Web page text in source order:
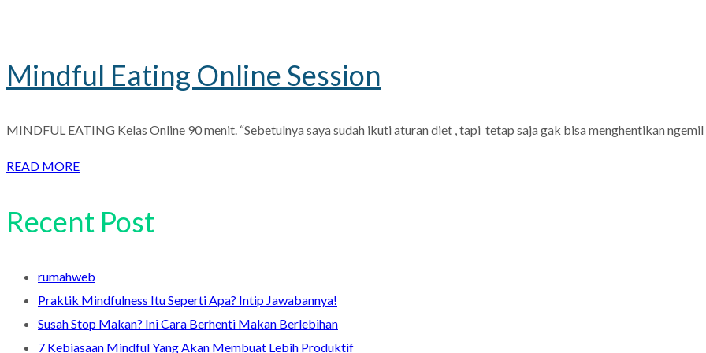
Mindful Eating Online Session
MINDFUL EATING Kelas Online 90 menit. “Sebetulnya saya sudah ikuti aturan diet , tapi tetap saja gak bisa menghentikan
READ MORE
Recent Post
rumahweb
Praktik Mindfulness Itu Seperti Apa? Intip Jawabannya!
Susah Stop Makan? Ini Cara Berhenti Makan Berlebihan
7 Kebiasaan Mindful Yang Akan Membuat Lebih Produktif